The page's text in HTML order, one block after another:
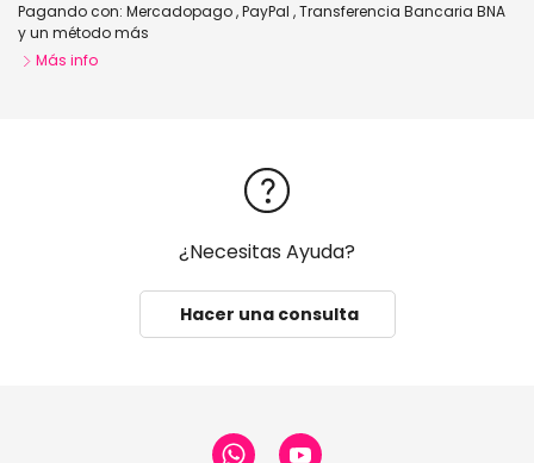
Pagando con: Mercadopago,PayPal ,Transferencia Bancaria BNA
y un método más
Más info
¿Necesitas Ayuda?
Hacer una consulta